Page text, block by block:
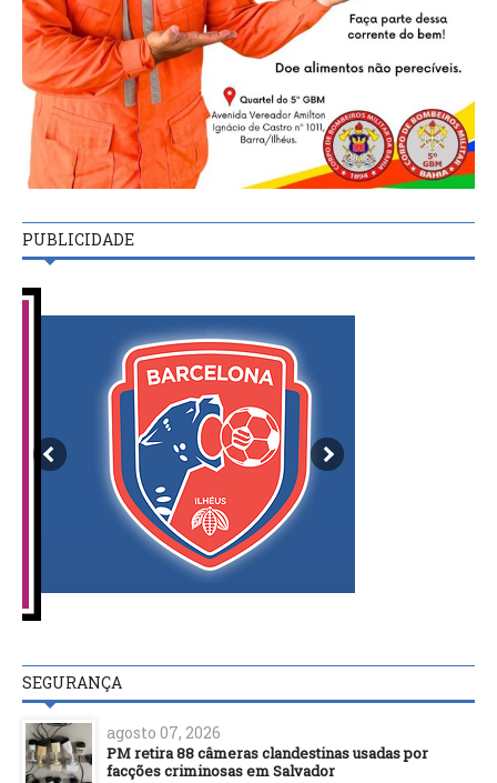
PUBLICIDADE
SEGURANÇA
agosto 07, 2026
PM retira 88 câmeras clandestinas usadas por
facções criminosas em Salvador